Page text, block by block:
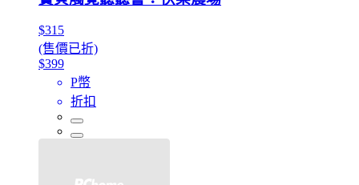
$315
(售價已折)
$399
P幣
折扣